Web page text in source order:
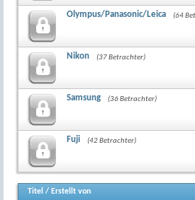
Olympus/Panasonic/Leica (64
Nikon (37 Betrachter)
Samsung (36 Betrachter)
Fuji (42 Betrachter)
Titel / Erstellt von